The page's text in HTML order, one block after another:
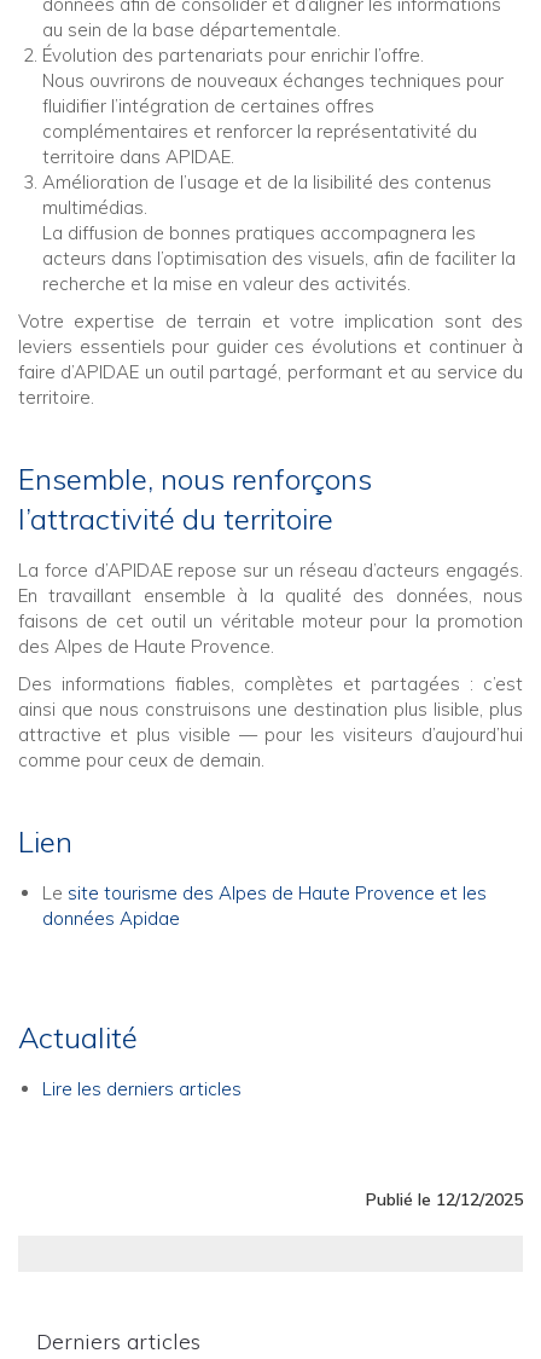
au sein de la base départementale.
Évolution des partenariats pour enrichir l’offre.
Nous ouvrirons de nouveaux échanges techniques pour
fluidifier l’intégration de certaines offres
complémentaires et renforcer la représentativité du
territoire dans APIDAE.
Amélioration de l’usage et de la lisibilité des contenus
multimédias.
La diffusion de bonnes pratiques accompagnera les
acteurs dans l’optimisation des visuels, afin de faciliter la
recherche et la mise en valeur des activités.
Votre expertise de terrain et votre implication sont des
leviers essentiels pour guider ces évolutions et continuer à
faire d’APIDAE un outil partagé, performant et au service du
territoire.
Ensemble, nous renforçons
l’attractivité du territoire
La force d’APIDAE repose sur un réseau d’acteurs engagés.
En travaillant ensemble à la qualité des données, nous
faisons de cet outil un véritable moteur pour la promotion
des Alpes de Haute Provence.
Des informations fiables, complètes et partagées : c’est
ainsi que nous construisons une destination plus lisible, plus
attractive et plus visible — pour les visiteurs d’aujourd’hui
comme pour ceux de demain.
Lien
Le site tourisme des Alpes de Haute Provence et les
données Apidae
Actualité
Lire les derniers articles
Publié le 12/12/2025
Derniers articles